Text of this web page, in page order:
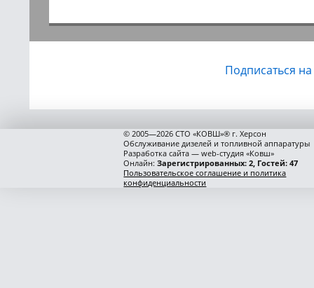
Подписаться
© 2005—2026 СТО «КОВШ»® г. Херсон
Обслуживание дизелей и топливной аппаратуры
Разработка сайта — web-студия «Ковш»
Онлайн:Зарегистрированных: 2, Гостей: 47
Пользовательское соглашение и политика
конфиденциальности